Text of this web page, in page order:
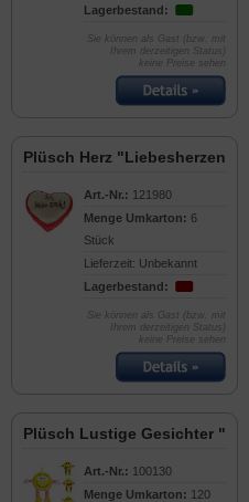
Lagerbestand:
Sie können als Gast (bzw. mit
Ihrem derzeitigen Status)
keine Preise sehen
15cm
Plüsch Herz "Liebesherzen"
Art.-Nr.: 121980
Menge Umkarton: 6
Stück
Lieferzeit: Unbekannt
Lagerbestand:
Sie können als Gast (bzw. mit
Ihrem derzeitigen Status)
keine Preise sehen
Plüsch Lustige Gesichter
Art.-Nr.: 100130
Menge Umkarton: 120